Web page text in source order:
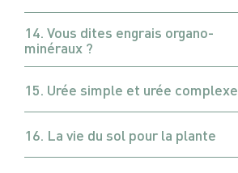
14. Vous dites engrais organo-
minéraux ?
15. Urée simple et urée complexe
16. La vie du sol pour la plante